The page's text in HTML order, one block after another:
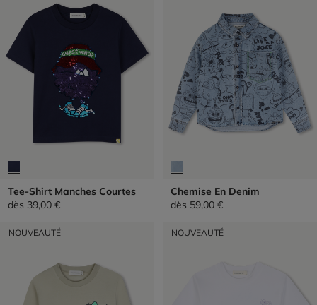
Tee-Shirt Manches Courtes
dès 39,00 €
Chemise En Denim
dès 59,00 €
NOUVEAUTÉ NOUVEAUTÉ